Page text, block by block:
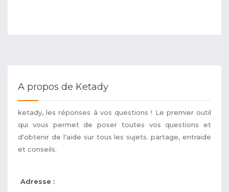
A propos de Ketady
ketady, les réponses à vos questions ! Le premier outil
qui vous permet de poser toutes vos questions et
d'obtenir de l'aide sur tous les sujets. partage, entraide
et conseils.
Adresse :